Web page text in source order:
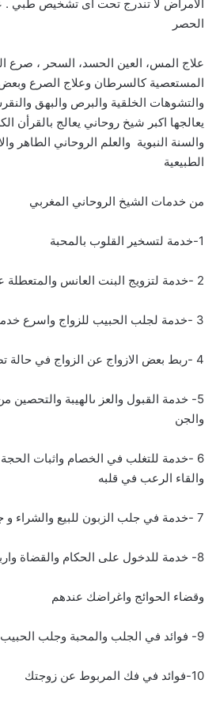
الامراض لا تندرج تحت أى تشخيص طبي .
الحصر
علاج المس، العين الحسد، السحر ، صرع
المستعصية كالسرطان وعلاج الصرع وبعض
والتشوهات الخلقية والبرص والبهق
يعالجها اكبر شيخ روحاني يعالج بالقرأن
والسنة النبوية والعلم الروحاني الطاهر
الطبيعية
من خدمات الشيخ الروحاني المغربي
1-خدمة لتسخير القلوب بالمحبة
2 -خدمة لتزويج البنت العانس والمتعطلة عن الزواج
3 -خدمة لجلب الحبيب للزواج واسرع خدمة عندها 48ساعة
4 -ربط بعض الازواج عن الزواج في حالة تضرر الزوجة الاولى
5- خدمة القبول والعز ىالهيبة والتحصين
والجن
6 -خدمة للتغلب في الخصام واثبات
والقاء الرعب في قلبه
7 -خدمة في جلب الزبون للبيع والشراء و جلب الرزق
8- خدمة للدخول على الحكام والقضاة وارباب الاقلام
وقضاء الحوائج واغراضك عندهم
9- فوائد في الجلب والمحبة وجلب الحبيب
10-فوائد في فك المربوط عن زوجتك